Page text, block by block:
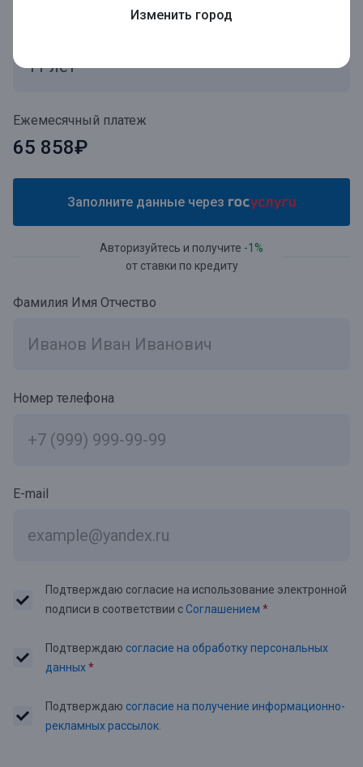
Изменить город
Ежемесячный платеж
65 858₽
Заполните данные через
Авторизуйтесь и получите -1%
от ставки по кредиту
Фамилия Имя Отчество
Номер телефона
E-mail
Подтверждаю согласие на использование электронной
подписи в соответствии сСоглашением *
Подтверждаю согласие на обработку персональных
данных*
Подтверждаю согласие на получение информационно-
рекламных рассылок.